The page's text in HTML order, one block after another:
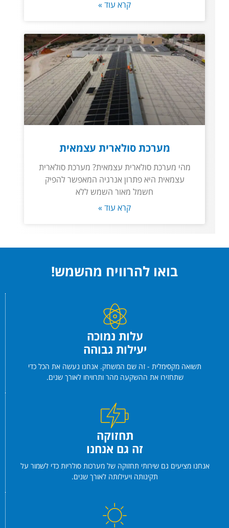
קרא עוד »
מערכת סולארית עצמאית
מהי מערכת סולארית עצמאית? מערכת סולארית
עצמאית היא פתרון אנרגיה המאפשר להפיק
חשמל מאור השמש ללא
קרא עוד »
בואו להרוויח מהשמש!
עלות נמוכה
יעילות גבוהה
תשואה מקסימלית - זה שם המשחק. אנחנו נעשה את הכל כדי
שתחזירו את ההשקעה מהר ותרוויחו לאורך שנים.
תחזוקה
זה גם אנחנו
אנחנו מציעים גם שירותי תחזוקה של מערכות סולריות כדי לשמור על
תקינותה ויעילותה לאורך שנים.